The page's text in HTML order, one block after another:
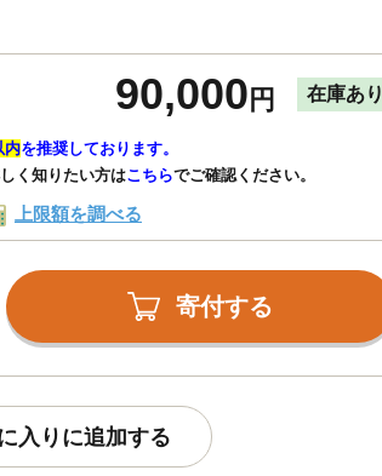
90,000 円 在庫あり
内を推奨しております。
く知りたい方はこちらでご確認ください。
上限額を調べる
寄付する
入りに追加する